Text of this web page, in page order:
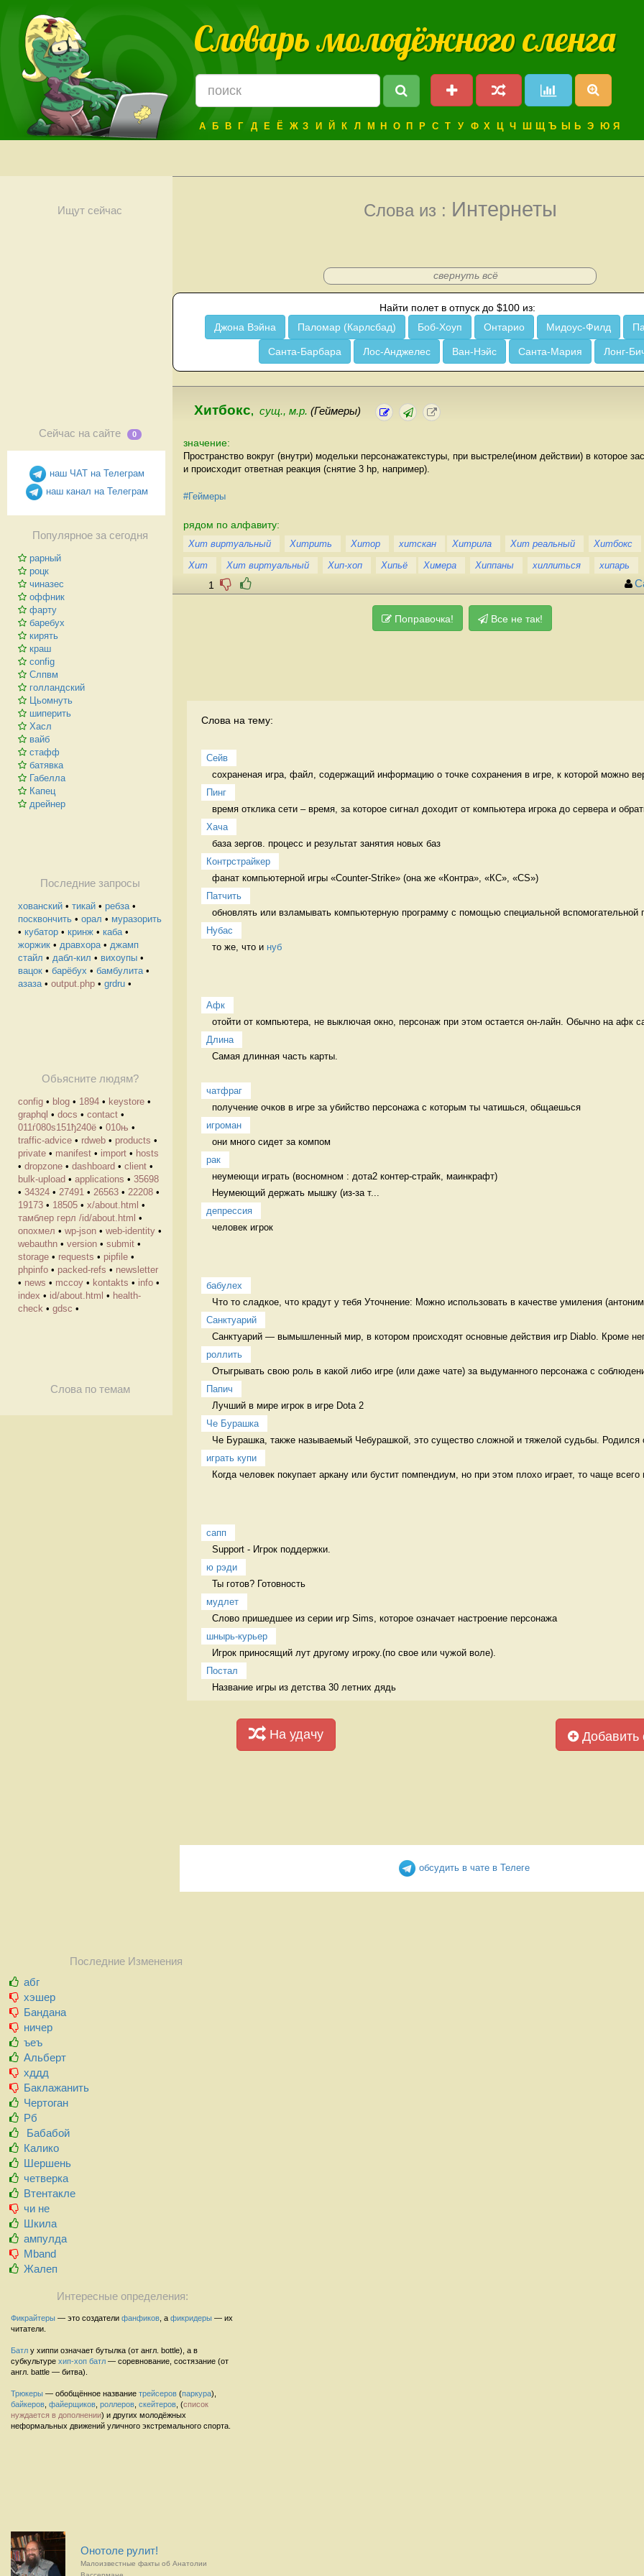
Словарь молодёжного сленга
А Б В Г Д Е Ё Ж З И Й К Л М Н О П Р С Т У Ф Х Ц Ч Ш Щ Ъ Ы Ь Э Ю Я
Ищут сейчас
Сейчас на сайте 0
наш ЧАТ на Телеграм
наш канал на Телеграм
Популярное за сегодня
рарный
роцк
чиназес
оффник
фарту
баребух
кирять
краш
config
Слпвм
голландский
Цьомнуть
шиперить
Хасл
вайб
стафф
батявка
Габелла
Капец
дрейнер
Последние запросы
хованский • тикай • ребза•
посквончить • орал • муразорить
• кубатор • кринж • каба•
жоржик • дравхора• джамп
стайл • дабл-кил • вихоупы •
вацок • барёбух • бамбулита•
азаза• output.php • grdru •
Обьясните людям?
config • blog • 1894 • keystore •
graphql • docs • contact •
011ѓ080ѕ151ђ240ё • 010њ •
traffic-advice • rdweb • products •
private • manifest • import • hosts
• dropzone • dashboard • client •
bulk-upload • applications • 35698
• 34324 • 27491 • 26563 • 22208 •
19173 • 18505 • х/about.html •
тамблер герл /id/about.html •
опохмел • wp-json • web-identity •
webauthn • version • submit •
storage • requests • pipfile •
phpinfo • packed-refs • newsletter
• news • mccoy • kontakts • info •
index • id/about.html • health-
check • gdsc •
Слова по темам
Слова из : Интернеты
свернуть всё
Найти полет в отпуск до $100 из:
Джона Вэйна
Паломар (Карлсбад) Боб-Хоуп Онтарио Мидоус-Филд
Санта-Барбара Лос-Анджелес Ван-Нэйс Санта-Мария Лонг-
Хитбокс, сущ., м.р. (Геймеры)
значение:
Пространство вокруг (внутри) модельки персонажатекстуры, при выстреле(ином действии) в которое
и происходит ответная реакция (снятие 3 hp, например).
#Геймеры
рядом по алфавиту:
Хит виртуальный Хитрить Хитор хитскан Хитрила Хит реальный Хитбокс
Хит
Хит виртуальный Хип-хоп Хипьё Химера Хиппаны хиллиться хипарь
1
Поправочка! Все не так!
Слова на тему:
Сейв
сохраненая игра, файл, содержащий информацию о точке сохранения в игре, к которой можно
Пинг
время отклика сети – время, за которое сигнал доходит от компьютера игрока до сервера и
Хача
база зергов. процесс и результат занятия новых баз
Контрстрайкер
фанат компьютерной игры «Counter-Strike» (она же «Контра», «КС», «CS»)
Патчить
обновлять или взламывать компьютерную программу с помощью специальной вспомогательной
Нубас
то же, что и нуб
Афк
отойти от компьютера, не выключая окно, персонаж при этом остается он-лайн. Обычно на афк
Длина
Самая длинная часть карты.
чатфраг
получение очков в игре за убийство персонажа с которым ты чатишься, общаешься
игроман
они много сидет за компом
рак
неумеющи играть (восномном : дота2 контер-страйк, маинкрафт)
Неумеющий держать мышку (из-за т...
депрессия
человек игрок
бабулех
Что то сладкое, что крадут у тебя Уточнение: Можно использовать в качестве умиления (антоним
Санктуарий
Санктуарий — вымышленный мир, в котором происходят основные действия игр Diablo. Кроме
роллить
Отыгрывать свою роль в какой либо игре (или даже чате) за выдуманного персонажа с
Папич
Лучший в мире игрок в игре Dota 2
Че Бурашка
Че Бурашка, также называемый Чебурашкой, это существо сложной и тяжелой судьбы. Родился
играть купи
Когда человек покупает аркану или бустит помпендиум, но при этом плохо играет, то чаще всего
сапп
Support - Игрок поддержки.
ю рэди
Ты готов? Готовность
мудлет
Слово пришедшее из серии игр Sims, которое означает настроение персонажа
шнырь-курьер
Игрок приносящий лут другому игроку.(по свое или чужой воле).
Постал
Название игры из детства 30 летних дядь
На удачу Добавить
обсудить в чате в Телеге
Последние Изменения
абг
хэшер
Бандана
ничер
ъеъ
Альберт
хддд
Баклажанить
Чертоган
Рб
Бабабой
Калико
Шершень
четверка
Втентакле
чи не
Шкила
ампулда
Mband
Жалеп
Интересные определения:
Фикрайтеры — это создатели фанфиков , а фикридеры — их
читатели.
Батл у хиппи означает бутылка (от англ. bottle), а в
субкультуре хип-хоп батл — соревнование, состязание (от
англ. battle — битва).
Трюкеры — обобщённое название трейсеров (паркура),
байкеров файерщиков роллеров скейтеров , (список
нуждается в дополнении) и других молодёжных
неформальных движений уличного экстремального спорта.
Онотоле рулит!
Малоизвестные факты об Анатолии